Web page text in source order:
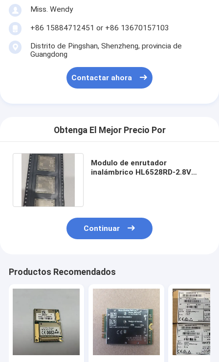
Miss. Wendy
+86 15884712451 or +86 13670157103
Distrito de Pingshan, Shenzheng, provincia de
Guangdong
Contactar ahora
Obtenga El Mejor Precio Por
Modulo de enrutador
inalámbrico HL6528RD-2.8V
Continuar
Productos Recomendados